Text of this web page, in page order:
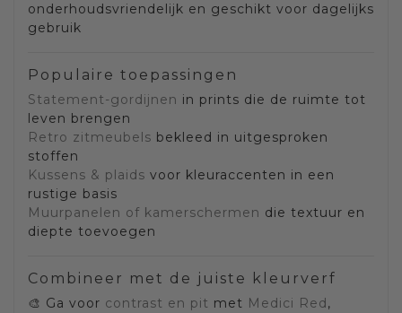
onderhoudsvriendelijk en geschikt voor dagelijks
gebruik
Populaire toepassingen
Statement-gordijnen in prints die de ruimte tot
leven brengen
Retro zitmeubels bekleed in uitgesproken
stoffen
Kussens & plaids voor kleuraccenten in een
rustige basis
Muurpanelen of kamerschermen die textuur en
diepte toevoegen
Combineer met de juiste kleurverf
🎨 Ga voor contrast en pit met Medici Red ,